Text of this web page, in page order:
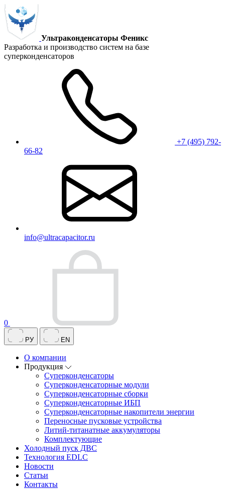
Ультраконденсаторы Феникс
Разработка и производство систем на базе
суперконденсаторов
+7 (495) 792-
66-82
info@ultracapacitor.ru
0
РУ EN
О компании
Продукция
Суперконденсаторы
Суперконденсаторные модули
Суперконденсаторные сборки
Суперконденсаторные ИБП
Суперконденсаторные накопители энергии
Переносные пусковые устройства
Литий-титанатные аккумуляторы
Комплектующие
Холодный пуск ДВС
Технология EDLC
Новости
Статьи
Контакты